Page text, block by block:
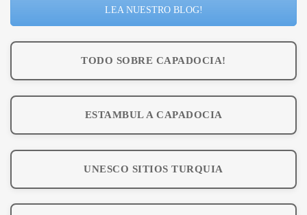
LEA NUESTRO BLOG!
TODO SOBRE CAPADOCIA!
ESTAMBUL A CAPADOCIA
UNESCO SITIOS TURQUIA